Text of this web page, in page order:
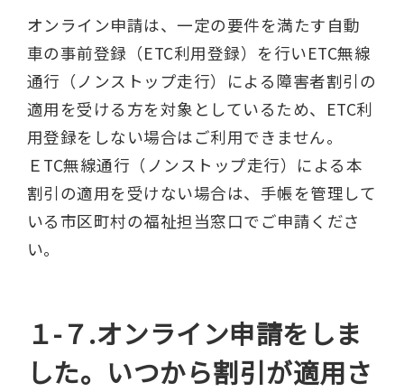
オンライン申請は、一定の要件を満たす自動
車の事前登録（ETC利用登録）を行いETC無線
通行（ノンストップ走行）による障害者割引の
適用を受ける方を対象としているため、ETC利
用登録をしない場合はご利用できません。
ＥTC無線通行（ノンストップ走行）による本
割引の適用を受けない場合は、手帳を管理して
いる市区町村の福祉担当窓口でご申請くださ
い。
１-７.オンライン申請をしま
した。いつから割引が適用さ